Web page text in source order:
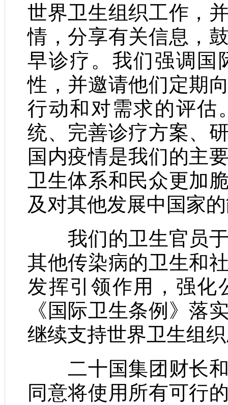
世界卫生组织工作，
情，分享有关信息，
早诊疗。我们强调国
性，并邀请他们定期
行动和对需求的评估
统、完善诊疗方案、
国内疫情是我们的主
卫生体系和民众更加
及对其他发展中国家
我们的卫生官员于
其他传染病的卫生和
发挥引领作用，强化
《国际卫生条例》落
继续支持世界卫生组
二十国集团财长和
同意将使用所有可行